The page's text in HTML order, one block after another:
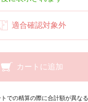
適合確認対象外
カートに追加
での精算の際に合計額が異な